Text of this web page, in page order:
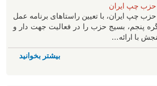
چپ ایران
چپ ایران، با تعیین راستاهای برنامه عمل
پنجم، بسیج حزب را در فعالیت جهت دار و
با ارائه…
بیشتر بخوانید